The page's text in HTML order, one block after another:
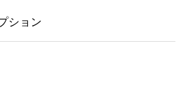
ション